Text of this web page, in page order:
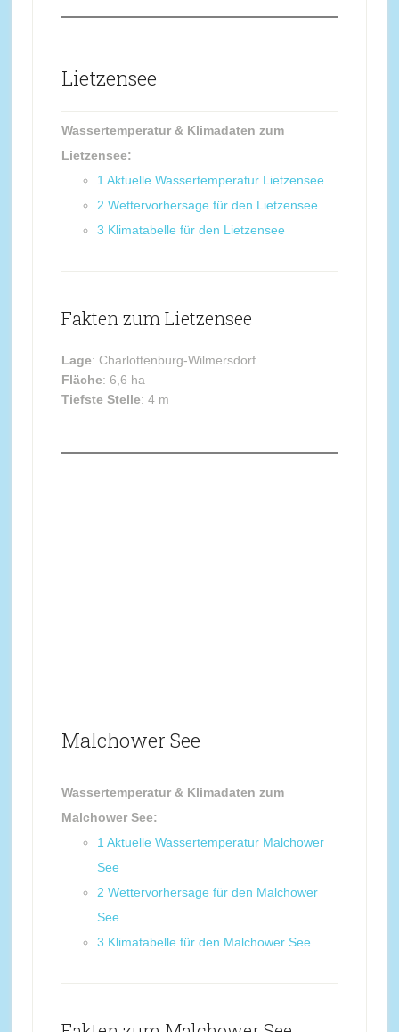
Lietzensee
Wassertemperatur & Klimadaten zum
Lietzensee:
1 Aktuelle Wassertemperatur Lietzensee
2 Wettervorhersage für den Lietzensee
3 Klimatabelle für den Lietzensee
Fakten zum Lietzensee
Lage: Charlottenburg-Wilmersdorf
Fläche: 6,6 ha
Tiefste Stelle: 4 m
Malchower See
Wassertemperatur & Klimadaten zum
Malchower See:
1 Aktuelle Wassertemperatur Malchower
See
2 Wettervorhersage für den Malchower
See
3 Klimatabelle für den Malchower See